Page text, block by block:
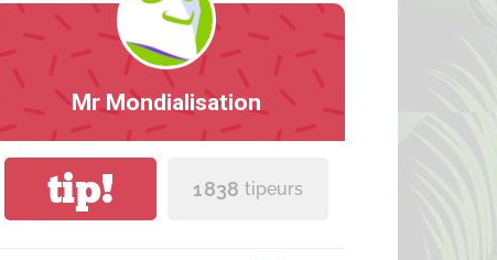
Mr Mondialisation
tip! 1 838 tipeurs